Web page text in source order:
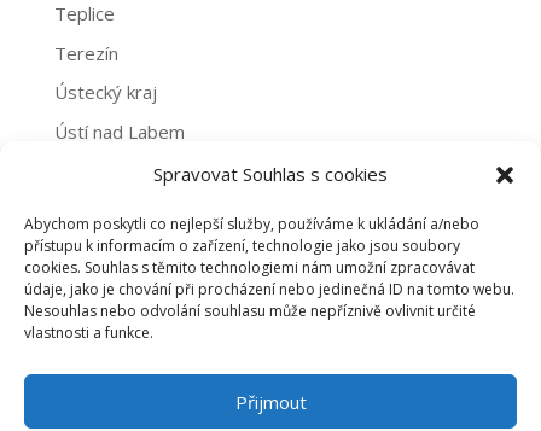
Spravovat Souhlas s cookies
Abychom poskytli co nejlepší služby, používáme k ukládání a/nebo
přístupu k informacím o zařízení, technologie jako jsou soubory
cookies. Souhlas s těmito technologiemi nám umožní zpracovávat
údaje, jako je chování při procházení nebo jedinečná ID na tomto webu.
Nesouhlas nebo odvolání souhlasu může nepříznivě ovlivnit určité
vlastnosti a funkce.
Přijmout
Teplice
Terezín
Ústecký kraj
Ústí nad Labem
Archivy
Archivy
PROHLÁŠENÍ O NAKLÁDÁNÍ S OSOBNÍMI ÚDAJI